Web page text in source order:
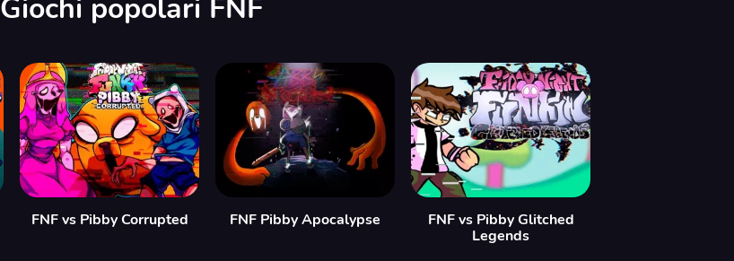
Giochi popolari FNF
FNF vs Pibby Corrupted FNF Pibby Apocalypse
FNF vs Pibby Glitched
Legends